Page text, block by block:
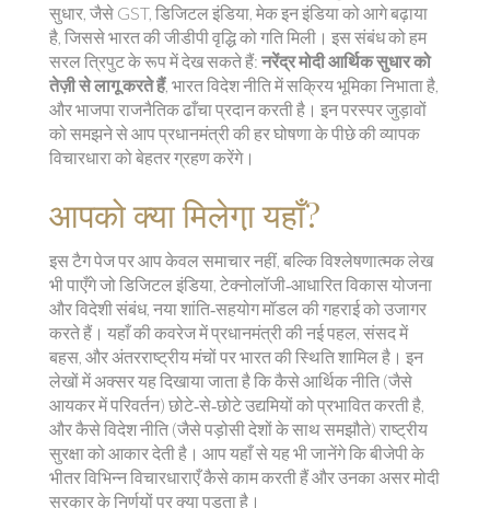
सुधार, जैसे GST, डिजिटल इंडिया, मेक इन इंडियाको आगे बढ़ाया
है, जिससे भारत की जीडीपी वृद्धि को गति मिली। इस संबंध को हम
सरल त्रिपुट के रूप में देख सकते हैं: नरेंद्र मोदी आर्थिक सुधार को
तेज़ी से लागू करते हैं, भारत विदेश नीति में सक्रिय भूमिका निभाता है,
और भाजपा राजनैतिक ढाँचा प्रदान करती है। इन परस्पर जुड़ावों
को समझने से आप प्रधानमंत्री की हर घोषणा के पीछे की व्यापक
विचारधारा को बेहतर ग्रहण करेंगे।
आपको क्या मिलेगा़ यहाँ?
इस टैग पेज पर आप केवल समाचार नहीं, बल्कि विश्लेषणात्मक लेख
भी पाएँगे जोडिजिटल इंडिया, टेक्नोलॉजी‑आधारित विकास योजना
औरविदेशी संबंध, नया शांति‑सहयोग मॉडलकी गहराई को उजागर
करते हैं। यहाँ की कवरेज में प्रधानमंत्री की नई पहल, संसद में
बहस, और अंतरराष्ट्रीय मंचों पर भारत की स्थिति शामिल है। इन
लेखों में अक्सर यह दिखाया जाता है कि कैसे आर्थिक नीति (जैसे
आयकर में परिवर्तन) छोटे‑से‑छोटे उद्यमियों को प्रभावित करती है,
और कैसे विदेश नीति (जैसे पड़ोसी देशों के साथ समझौते) राष्ट्रीय
सुरक्षा को आकार देती है। आप यहाँ से यह भी जानेंगे कि बीजेपी के
भीतर विभिन्न विचारधाराएँ कैसे काम करती हैं और उनका असर मोदी
सरकार के निर्णयों पर क्या पड़ता है।